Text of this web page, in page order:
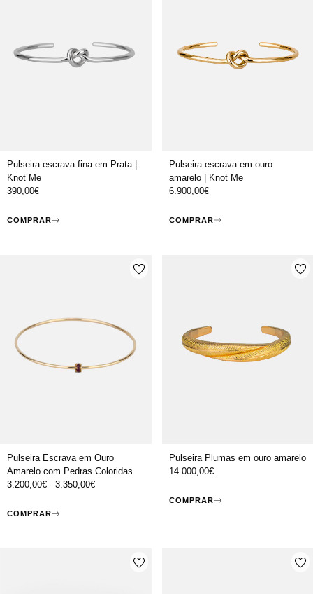
Pulseira escrava fina em Prata |
Knot Me
390,00€
COMPRAR
Pulseira escrava em ouro
amarelo | Knot Me
6.900,00€
COMPRAR
Pulseira Escrava em Ouro
Amarelo com Pedras Coloridas
3.200,00€ - 3.350,00€
COMPRAR
Pulseira Plumas em ouro amarelo
14.000,00€
COMPRAR